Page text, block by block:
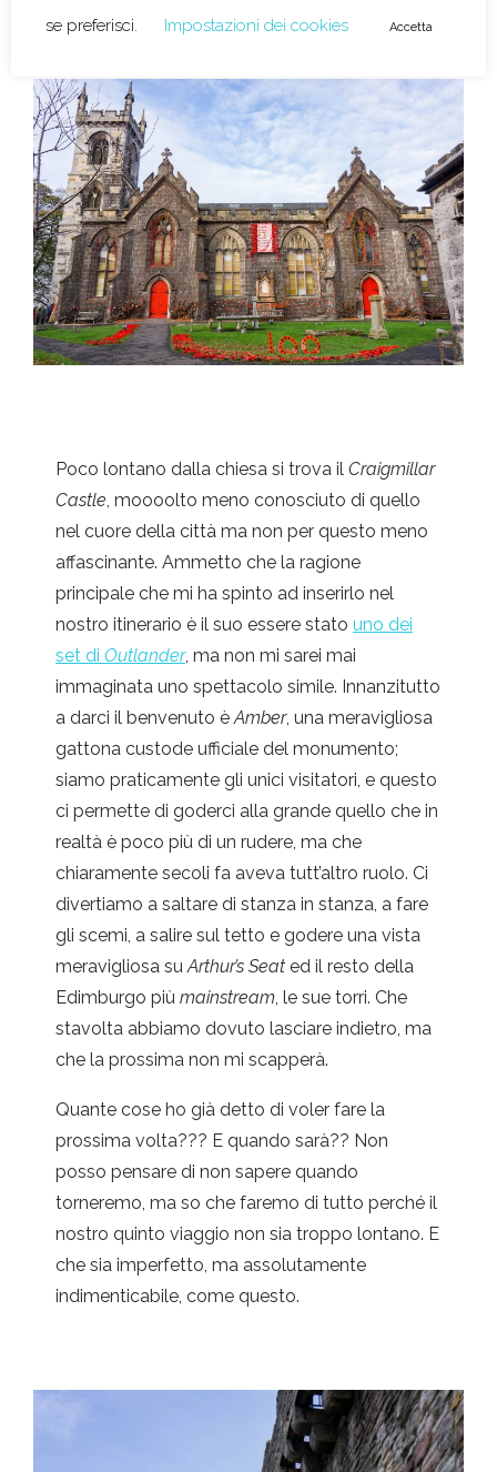
Poco lontano dalla chiesa si trova il Craigmillar
Castle, moooolto meno conosciuto di quello
nel cuore della città ma non per questo meno
affascinante. Ammetto che la ragione
principale che mi ha spinto ad inserirlo nel
nostro itinerario è il suo essere stato uno dei
set di Outlander, ma non mi sarei mai
immaginata uno spettacolo simile. Innanzitutto
a darci il benvenuto èAmber, una meravigliosa
gattona custode ufficiale del monumento;
siamo praticamente gli unici visitatori, e questo
ci permette di goderci alla grande quello che in
realtà è poco più di un rudere, ma che
chiaramente secoli fa aveva tutt’altro ruolo. Ci
divertiamo a saltare di stanza in stanza, a fare
gli scemi, a salire sul tetto e godere una vista
meravigliosa suArthur’s Seat ed il resto della
Edimburgo più mainstream, le sue torri. Che
stavolta abbiamo dovuto lasciare indietro, ma
che la prossima non mi scapperà.
Quante cose ho già detto di voler fare la
prossima volta??? E quando sarà?? Non
posso pensare di non sapere quando
torneremo, ma so che faremo di tutto perché il
nostro quinto viaggio non sia troppo lontano. E
che sia imperfetto, ma assolutamente
indimenticabile, come questo.